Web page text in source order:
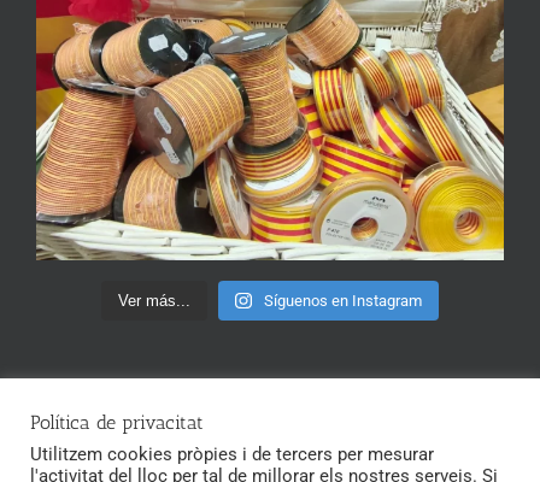
Ver más... Síguenos en Instagram
Copyright 2020 Merceria Santa Ana
Política de privacitat
Utilitzem cookies pròpies i de tercers per mesurar
l'activitat del lloc per tal de millorar els nostres serveis. Si